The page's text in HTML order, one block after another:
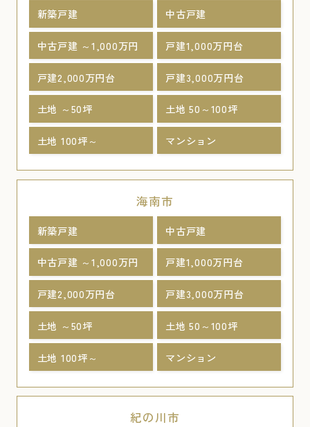
新築戸建 中古戸建
中古戸建 ～1,000万円 戸建1,000万円台
戸建2,000万円台 戸建3,000万円台
土地 ～50坪 土地 50～100坪
土地 100坪～ マンション
海南市
新築戸建 中古戸建
中古戸建 ～1,000万円 戸建1,000万円台
戸建2,000万円台 戸建3,000万円台
土地 ～50坪 土地 50～100坪
土地 100坪～ マンション
紀の川市